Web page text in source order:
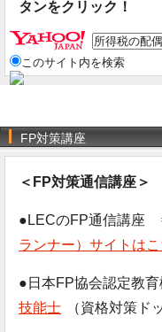
タンをクリック！
このサイト内を検索
FP対策講座
＜FP対策通信講座＞
●LECのFP通信講
ランナー）サイトはこ
●日本FP協会認定
技能士
（資格対策ド